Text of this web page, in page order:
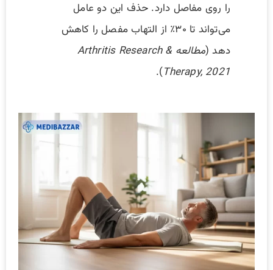
را روی مفاصل دارد. حذف این دو عامل
می‌تواند تا ۳۰٪ از التهاب مفصل را کاهش
دهد (
مطالعه Arthritis Research &
Therapy, 2021
).